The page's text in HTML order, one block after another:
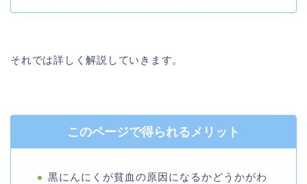
それでは詳しく解説していきます。
このページで得られるメリット
黒にんにくが貧血の原因になるかどうかがわ